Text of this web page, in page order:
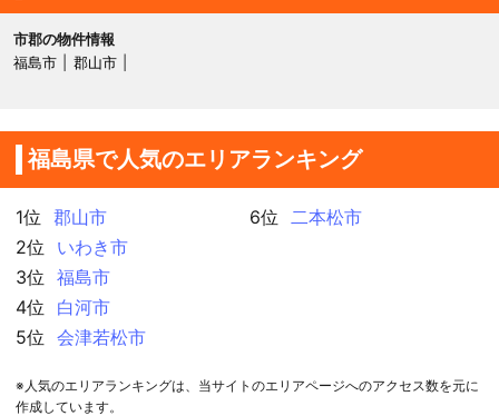
市郡の物件情報
福島市
郡山市
福島県で人気のエリアランキング
1位
郡山市
2位
いわき市
3位
福島市
4位
白河市
5位
会津若松市
6位 二本松市
※人気のエリアランキングは、当サイトのエリアページへのアクセス数を元に
作成しています。